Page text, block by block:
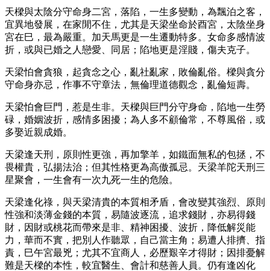
天樑與太陰分守命身二宮，落陷，一生多變動，為飄泊之客，
宜異地發展，在家閒不住，尤其是天梁坐命於酉宮，太陰坐身
宮在巳，最為嚴重。加天馬更是一生遷動特多。女命多感情波
折，或與已婚之人戀愛、同居；陷地更是淫賤，傷夫克子。
天梁怕會貪狼，起貪念之心，亂社亂家，敗倫亂俗。樑與貪分
守命身亦忌，作事不守章法，無倫理道德觀念，亂倫短壽。
天梁怕會巨門，惹是生非。天樑與巨門分守身命，陷地一生勞
碌，婚姻波折，感情多困擾；為人多不顧倫常，不尊風俗，或
多娶近親成婚。
天梁逢天刑，原則性更強，再加擎羊，如鐵面無私的包拯，不
畏權貴，弘揚法治；但其性格更為高傲孤忌。天梁羊陀天刑三
星聚會，一生會有一次九死一生的危險。
天梁逢化祿，與天梁清貴的本質相矛盾，會改變其強烈、原則
性強和淡薄金錢的本質，易隨波逐流，追求錢財，亦易得錢
財，因財或桃花而帶來是非、精神困擾、波折，降低解災能
力，華而不實，把別人作聽眾，自己當主角；易遭人排擠、指
責，巳午宮最兇；尤其不宜商人，必歷艱辛才得財；因排憂解
難是天樑的本性，較宜醫生、會計和慈善人員。仍有逢凶化